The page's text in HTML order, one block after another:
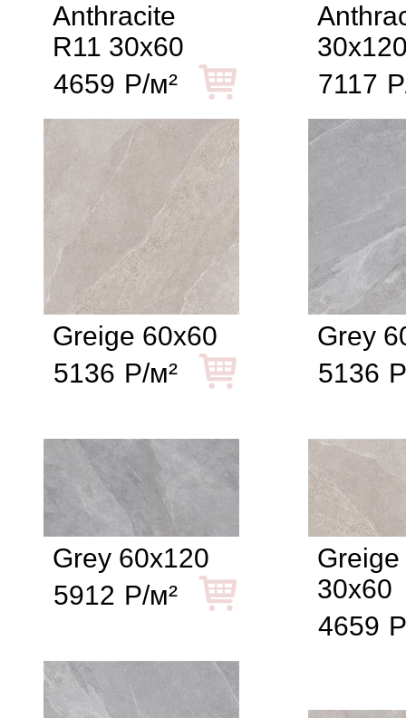
Anthracite
R11 30x60
4659 Р/м²
7117
Greige 60x60
5136 Р/м²
Grey
5136
Grey 60x120
5912 Р/м²
Greige
30x60
4659